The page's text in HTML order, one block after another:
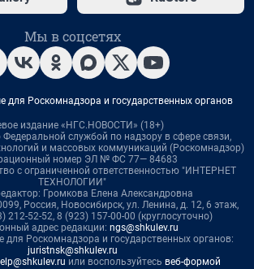
Мы в соцсетях
для Роскомнадзора и государственных органов
издание «НГС.НОВОСТИ» (18+)
Федеральной службой по надзору в сфере связи,
и массовых коммуникаций (Роскомнадзор)
номер ЭЛ № ФС 77— 84683
с ограниченной ответственностью "ИНТЕРНЕТ
ТЕХНОЛОГИИ"
Громкова Елена Александровна
Россия, Новосибирск, ул. Ленина, д. 12, 6 этаж,
212-52-52, 8 (923) 157-00-00 (круглосуточно)
адрес редакции: ngs@shkulev.ru
для Роскомнадзора и государственных органов:
juristnsk@shkulev.ru
или воспользуйтесь веб-формой